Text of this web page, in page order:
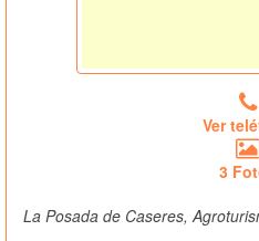
Ver
3
La Posada de Caseres,